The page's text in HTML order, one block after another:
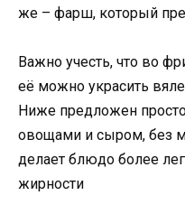
же – фарш, который
Важно учесть, что во
её можно украсить
Ниже предложен
овощами и сыром, без
делает блюдо более
жирности